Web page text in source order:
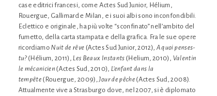
case editrici francesi, come Actes Sud Junior, Hélium,
Rouergue, Gallimard e Milan, e i suoi albi sono inconfondibili.
Eclettico e originale, ha più volte “sconfinato” nell’ambito del
fumetto, della carta stampata e della grafica. Fra le sue opere
ricordiamo Nuit de rêve (Actes Sud Junior, 2012), A quoi penses-
tu?(Hélium, 2011), Les Beaux Instants (Helium, 2010), Valentin
le mécanicien (Actes Sud, 2010), L’enfant dans la
tempête(Rouergue, 2009),Jour de pêche(Actes Sud, 2008).
Attualmente vive a Strasburgo dove, nel 2007, si è diplomato